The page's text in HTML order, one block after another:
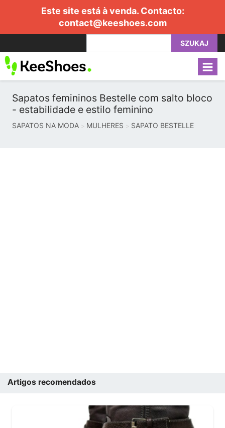
Este site está à venda. Contacto:
contact@keeshoes.com
SZUKAJ
Sapatos femininos Bestelle com salto bloco
- estabilidade e estilo feminino
SAPATOS NA MODA MULHERES SAPATO BESTELLE
Artigos recomendados